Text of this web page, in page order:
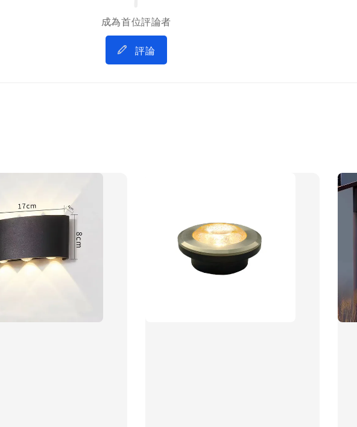
成為首位評論者
評論